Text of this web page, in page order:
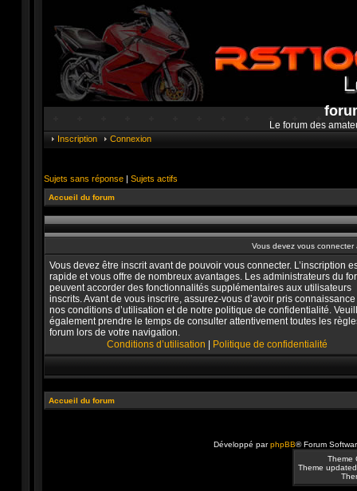
Le forum des
Inscription Connexion
Sujets sans réponse | Sujets actifs
Accueil du forum
Vous devez vous
Vous devez être inscrit avant de pouvoir vous connecter. L’inscription
rapide et vous offre de nombreux avantages. Les administrateurs du
peuvent accorder des fonctionnalités supplémentaires aux utilisateurs
inscrits. Avant de vous inscrire, assurez-vous d’avoir pris
nos conditions d’utilisation et de notre politique de confidentialité.
également prendre le temps de consulter attentivement toutes les
forum lors de votre navigation.
Conditions d’utilisation
Politique de confidentialité
Accueil du forum
Développé parphpBB® Forum
Theme
Theme